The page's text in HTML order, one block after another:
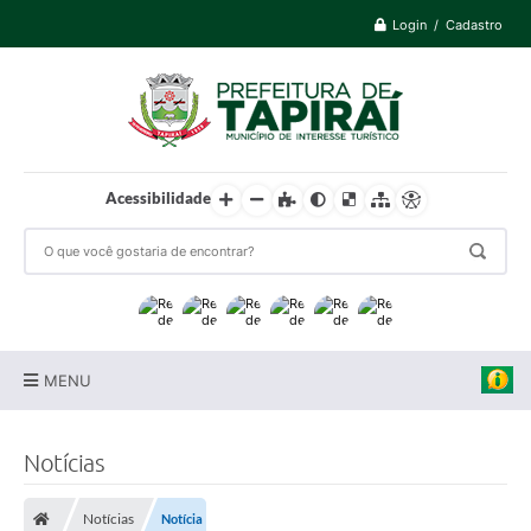
Login / Cadastro
Acessibilidade
MENU
Notícias
Notícias Notícia